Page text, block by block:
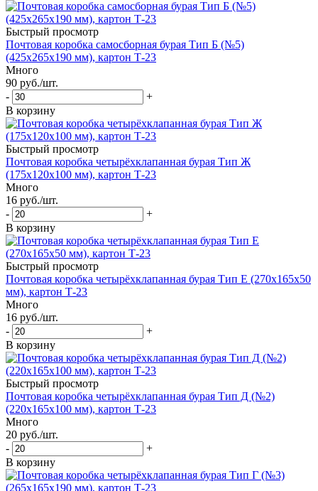
Быстрый просмотр
Почтовая коробка самосборная бурая Тип Б (№5)
(425x265x190 мм), картон Т-23
Много
90 руб./шт.
-
+
В корзину
Быстрый просмотр
Почтовая коробка четырёхклапанная бурая Тип Ж
(175x120x100 мм), картон Т-23
Много
16 руб./шт.
-
+
В корзину
Быстрый просмотр
Почтовая коробка четырёхклапанная бурая Тип Е (270x165x50
мм), картон Т-23
Много
16 руб./шт.
-
+
В корзину
Быстрый просмотр
Почтовая коробка четырёхклапанная бурая Тип Д (№2)
(220x165x100 мм), картон Т-23
Много
20 руб./шт.
-
+
В корзину